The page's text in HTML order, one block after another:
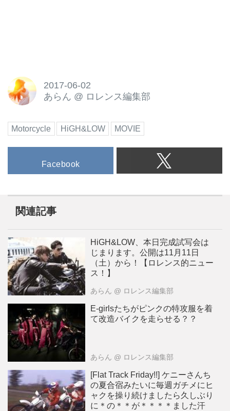
2017-06-02
あらん @ ロレンス編集部
Motorcycle HiGH&LOW MOVIE
Facebook
関連記事
HiGH&LOW、本日完成試写会は
じまります。公開は11月11日
（土）から！【ロレンス的ニュー
ス！】
あらん @ ロレンス編集部
E-girlsたちがピンクの特攻服を着
て改造バイクを走らせる？？
あらん @ ロレンス編集部
[Flat Track Friday!!] ケニーさんち
の夏合宿みたいに毎週ガチメにヒ
ャクを操り続けましたら久しぶり
に＊の＊＊が＊＊＊＊ました汗